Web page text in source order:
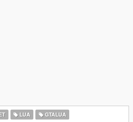
LUA
GTALUA